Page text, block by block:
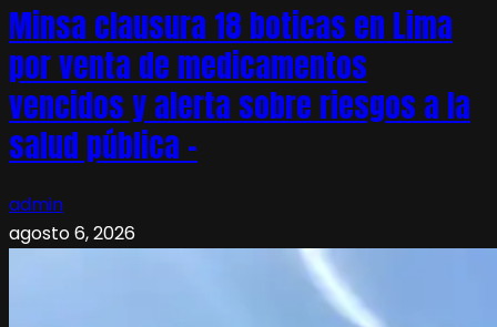
Minsa clausura 18 boticas en Lima
por venta de medicamentos
vencidos y alerta sobre riesgos a la
salud pública –
admin
agosto 6, 2026